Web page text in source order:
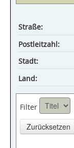
Straße:
Postleitzahl:
Stadt:
Land:
Filter
Zurücksetzen